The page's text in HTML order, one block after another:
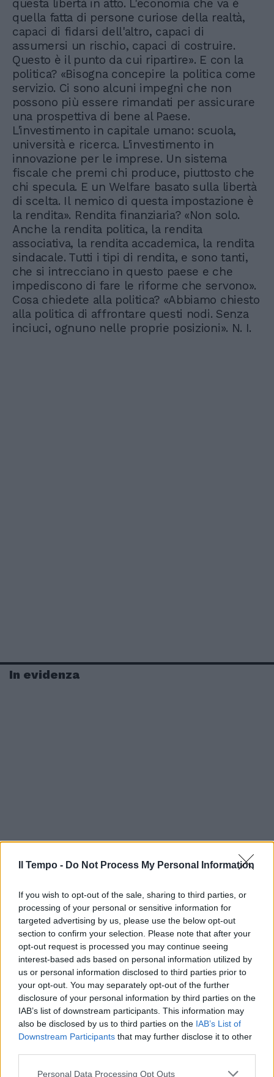
Il Tempo - Do Not Process My Personal Information
If you wish to opt-out of the sale, sharing to third parties, or
processing of your personal or sensitive information for
targeted advertising by us, please use the below opt-out
section to confirm your selection. Please note that after your
opt-out request is processed you may continue seeing
interest-based ads based on personal information utilized by
us or personal information disclosed to third parties prior to
your opt-out. You may separately opt-out of the further
disclosure of your personal information by third parties on the
IAB’s list of downstream participants. This information may
also be disclosed by us to third parties on the IAB’s List of
Downstream Participants that may further disclose it to other
Personal Data Processing Opt Outs
questa libertà in atto. L'economia che va è
quella fatta di persone curiose della realtà,
capaci di fidarsi dell'altro, capaci di
assumersi un rischio, capaci di costruire.
Questo è il punto da cui ripartire». E con la
politica? «Bisogna concepire la politica come
servizio. Ci sono alcuni impegni che non
possono più essere rimandati per assicurare
una prospettiva di bene al Paese.
L'investimento in capitale umano: scuola,
università e ricerca. L'investimento in
innovazione per le imprese. Un sistema
fiscale che premi chi produce, piuttosto che
chi specula. E un Welfare basato sulla libertà
di scelta. Il nemico di questa impostazione è
la rendita». Rendita finanziaria? «Non solo.
Anche la rendita politica, la rendita
associativa, la rendita accademica, la rendita
sindacale. Tutti i tipi di rendita, e sono tanti,
che si intrecciano in questo paese e che
impediscono di fare le riforme che servono».
Cosa chiedete alla politica? «Abbiamo chiesto
alla politica di affrontare questi nodi. Senza
inciuci, ognuno nelle proprie posizioni». N. I.
In evidenza